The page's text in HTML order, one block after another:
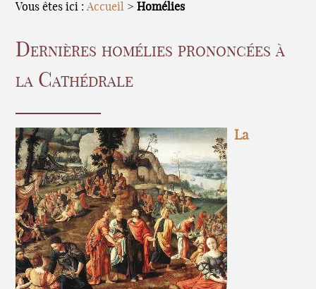
Vous êtes ici :Accueil >Homélies
Dernières homélies prononcées à
la Cathédrale
La